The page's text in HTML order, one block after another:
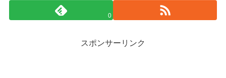
0
スポンサーリンク